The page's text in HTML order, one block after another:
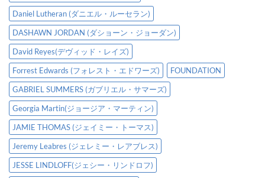
Daniel Lutheran (ダニエル・ルーセラン)
DASHAWN JORDAN (ダショーン・ジョーダン)
David Reyes(デヴィッド・レイズ)
Forrest Edwards (フォレスト・エドワーズ)
FOUNDATION
GABRIEL SUMMERS (ガブリエル・サマーズ)
Georgia Martin(ジョージア・マーティン)
JAMIE THOMAS (ジェイミー・トーマス)
Jeremy Leabres (ジェレミー・レアブレス)
JESSE LINDLOFF(ジェシー・リンドロフ)